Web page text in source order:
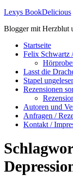
Lexys BookDelicious
Blogger mit Herzblut
Startseite
Felix Schwartz
Lasst die
Stapel
Rezensionen
Autoren und
Anfragen /
Kontakt /